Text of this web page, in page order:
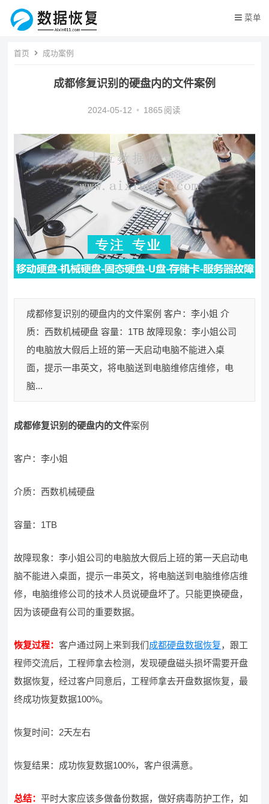
菜单
首页 成功案例
成都修复识别的硬盘内的文件案例
2024-05-12 • 1865 阅读
成都修复识别的硬盘内的文件案例 客户：李小姐 介
质：西数机械硬盘 容量：1TB 故障现象：李小姐公司
的电脑放大假后上班的第一天启动电脑不能进入桌
面，提示一串英文，将电脑送到电脑维修店维修，电
脑...
成都修复识别的硬盘内的文件案例
客户：李小姐
介质：西数机械硬盘
容量：1TB
故障现象：李小姐公司的电脑放大假后上班的第一天启动电
脑不能进入桌面，提示一串英文，将电脑送到电脑维修店维
修，电脑维修公司的技术人员说硬盘坏了。只能更换硬盘，
因为该硬盘有公司的重要数据。
恢复过程：客户通过网上来到我们成都硬盘数据恢复，跟工
程师交流后，工程师拿去检测，发现硬盘磁头损坏需要开盘
数据恢复，经过客户同意后，工程师拿去开盘数据恢复，最
终成功恢复数据100%。
恢复时间：2天左右
恢复结果：成功恢复数据100%，客户很满意。
总结：平时大家应该多做备份数据，做好病毒防护工作，如